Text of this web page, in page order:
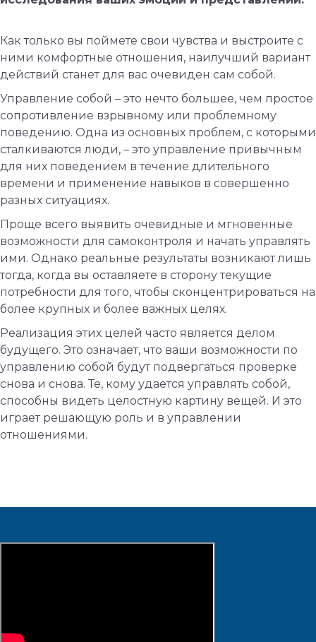
Как только вы поймете свои чувства и выстроите с
ними комфортные отношения, наилучший вариант
действий станет для вас очевиден сам собой.
Управление собой – это нечто большее, чем простое
сопротивление взрывному или проблемному
поведению. Одна из основных проблем, с которыми
сталкиваются люди, – это управление привычным
для них поведением в течение длительного
времени и применение навыков в совершенно
разных ситуациях.
Проще всего выявить очевидные и мгновенные
возможности для самоконтроля и начать управлять
ими. Однако реальные результаты возникают лишь
тогда, когда вы оставляете в сторону текущие
потребности для того, чтобы сконцентрироваться на
более крупных и более важных целях.
Реализация этих целей часто является делом
будущего. Это означает, что ваши возможности по
управлению собой будут подвергаться проверке
снова и снова. Те, кому удается управлять собой,
способны видеть целостную картину вещей. И это
играет решающую роль и в управлении
отношениями.